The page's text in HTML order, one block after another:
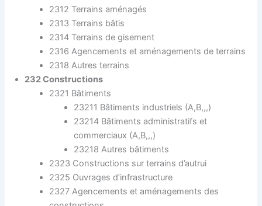
2312 Terrains aménagés
2313 Terrains bâtis
2314 Terrains de gisement
2316 Agencements et aménagements de terrains
2318 Autres terrains
232 Constructions
2321 Bâtiments
23211 Bâtiments industriels (A,B,,,)
23214 Bâtiments administratifs et
commerciaux (A,B,,,)
23218 Autres bâtiments
2323 Constructions sur terrains d’autrui
2325 Ouvrages d’infrastructure
2327 Agencements et aménagements des